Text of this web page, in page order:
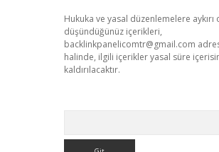
Hukuka ve yasal düzenlemelere aykırı
düşündüğünüz içerikleri,
backlinkpanelicomtr@gmail.com
halinde, ilgili içerikler yasal süre
kaldırılacaktır.